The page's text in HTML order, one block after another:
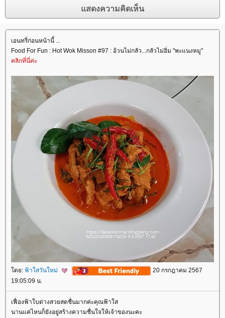
เอนทรี่ก่อนหน้านี้ ...
Food For Fun : Hot Wok Misson #97 : อ้วนไม่กลัว...กลัวไม่อิ่ม "พะแนงหมู"
คลิกที่นี่ค่ะ
ดย: ฟ้าใสวันใหม่
20 กรกฎาคม 2567
19:05:09 น.
เฟื่องฟ้าใบด่างสวยสดชื่นมากค่ะคุณฟ้าใส
นานแค่ไหนก็ยังอยู่สร้างความชื่นใจให้เจ้าของนะคะ